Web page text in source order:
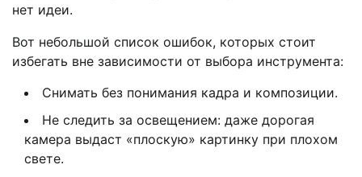
нет идеи.
Вот небольшой список ошибок, которых стоит
избегать вне зависимости от выбора инструмента:
Снимать без понимания кадра и композиции.
Не следить за освещением: даже дорогая
камера выдаст «плоскую» картинку при плохом
свете.